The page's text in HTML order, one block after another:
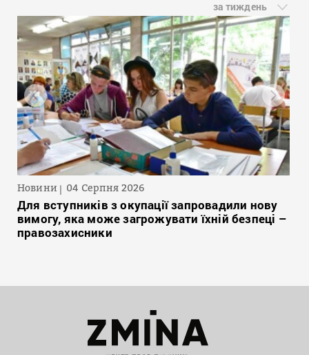
за тиждень
Новини 04 Серпня 2026
Для вступників з окупації запровадили нову
вимогу, яка може загрожувати їхній безпеці –
правозахисники